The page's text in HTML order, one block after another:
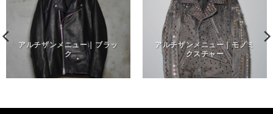
アルチザンメニュー｜ブラッ
ク
アルチザンメニュー｜モノミ
クスチャー